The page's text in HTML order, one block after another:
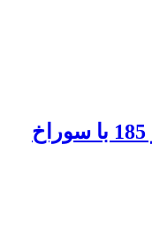
کابلشو بی متال DTL1 سایز 185 با سوراخ